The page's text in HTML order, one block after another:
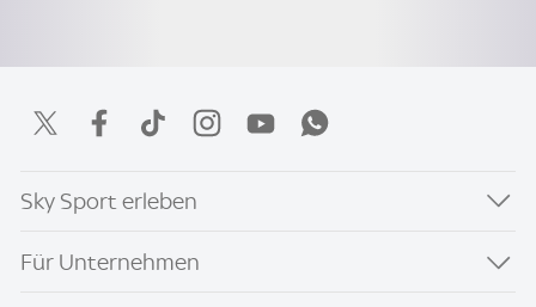
Sky Sport erleben
Für Unternehmen